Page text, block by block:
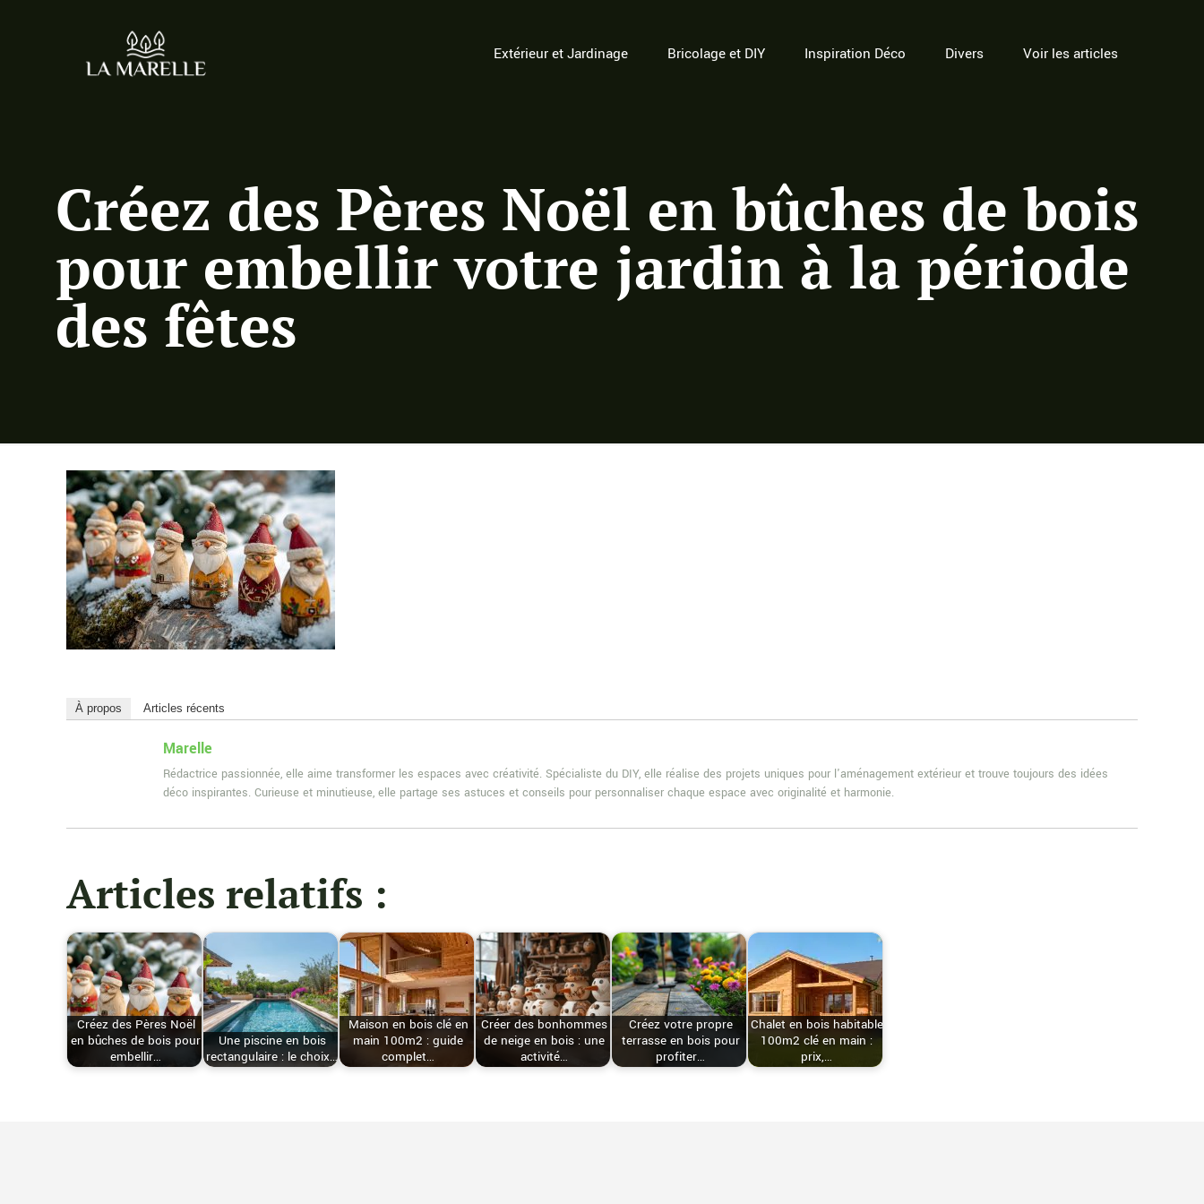
Extérieur et Jardinage Bricolage et DIY Inspiration Déco Divers Voir les articles
Créez des Pères Noël en bûches de bois
pour embellir votre jardin à la période
des fêtes
À propos Articles récents
Marelle
Rédactrice passionnée, elle aime transformer les espaces avec créativité. Spécialiste du DIY, elle réalise des projets uniques pour l'aménagement extérieur et trouve toujours des idées
déco inspirantes. Curieuse et minutieuse, elle partage ses astuces et conseils pour personnaliser chaque espace avec originalité et harmonie.
Articles relatifs :
Créez des Pères Noël
en bûches de bois pour
embellir…
Une piscine en bois
rectangulaire : le choix…
Maison en bois clé en
main 100m2 : guide
complet…
Créer des bonhommes
de neige en bois : une
activité…
Créez votre propre
terrasse en bois pour
profiter…
Chalet en bois habitable
100m2 clé en main :
prix,…